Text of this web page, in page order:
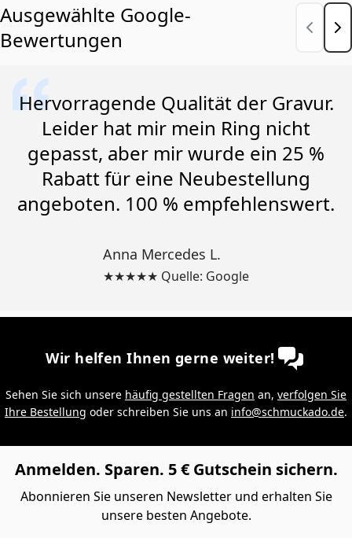
Ausgewählte Google-
Bewertungen
Hervorragende Qualität der Gravur.
Leider hat mir mein Ring nicht
gepasst, aber mir wurde ein 25 %
Rabatt für eine Neubestellung
angeboten. 100 % empfehlenswert.
Anna Mercedes L.
★★★★★ Quelle: Google
Wir helfen Ihnen gerne weiter!
Sehen Sie sich unsere häufig gestellten Fragen an, verfolgen Sie
Ihre Bestellung oder schreiben Sie uns an info@schmuckado.de.
Anmelden. Sparen. 5 € Gutschein sichern.
Abonnieren Sie unseren Newsletter und erhalten Sie
unsere besten Angebote.